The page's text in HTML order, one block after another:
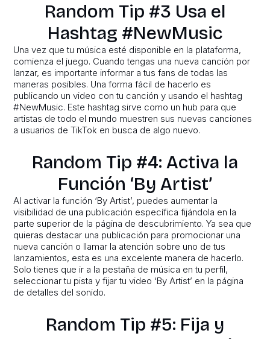
Random Tip #3 Usa el
Hashtag #NewMusic
Una vez que tu música esté disponible en la plataforma,
comienza el juego. Cuando tengas una nueva canción por
lanzar, es importante informar a tus fans de todas las
maneras posibles. Una forma fácil de hacerlo es
publicando un video con tu canción y usando el hashtag
#NewMusic. Este hashtag sirve como un hub para que
artistas de todo el mundo muestren sus nuevas canciones
a usuarios de TikTok en busca de algo nuevo.
Random Tip #4: Activa la
Función ‘By Artist’
Al activar la función ‘By Artist’, puedes aumentar la
visibilidad de una publicación específica fijándola en la
parte superior de la página de descubrimiento. Ya sea que
quieras destacar una publicación para promocionar una
nueva canción o llamar la atención sobre uno de tus
lanzamientos, esta es una excelente manera de hacerlo.
Solo tienes que ir a la pestaña de música en tu perfil,
seleccionar tu pista y fijar tu video ‘By Artist’ en la página
de detalles del sonido.
Random Tip #5: Fija y